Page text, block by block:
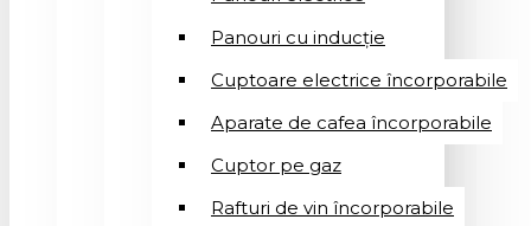
Panouri cu inducție
Cuptoare electrice încorporabile
Aparate de cafea încorporabile
Cuptor pe gaz
Rafturi de vin încorporabile